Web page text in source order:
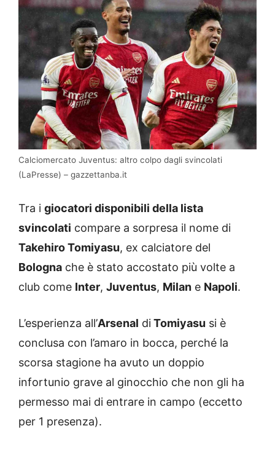
Calciomercato Juventus: altro colpo dagli svincolati
(LaPresse) – gazzettanba.it
Tra i giocatori disponibili della lista
svincolati compare a sorpresa il nome di
Takehiro Tomiyasu, ex calciatore del
Bologna che è stato accostato più volte a
club come Inter, Juventus, Milan e Napoli.
L’esperienza all’Arsenal diTomiyasu si è
conclusa con l’amaro in bocca, perché la
scorsa stagione ha avuto un doppio
infortunio grave al ginocchio che non gli ha
permesso mai di entrare in campo (eccetto
per 1 presenza).